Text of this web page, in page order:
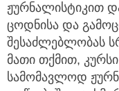
ჟურნალისტიკით
ცოდნისა და
შესაძლებლობას
მათი თქმით,
სამომავლოდ